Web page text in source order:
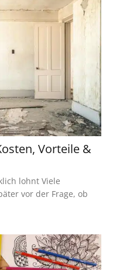
Vorteile &
lohnt Viele
vor der Frage, ob